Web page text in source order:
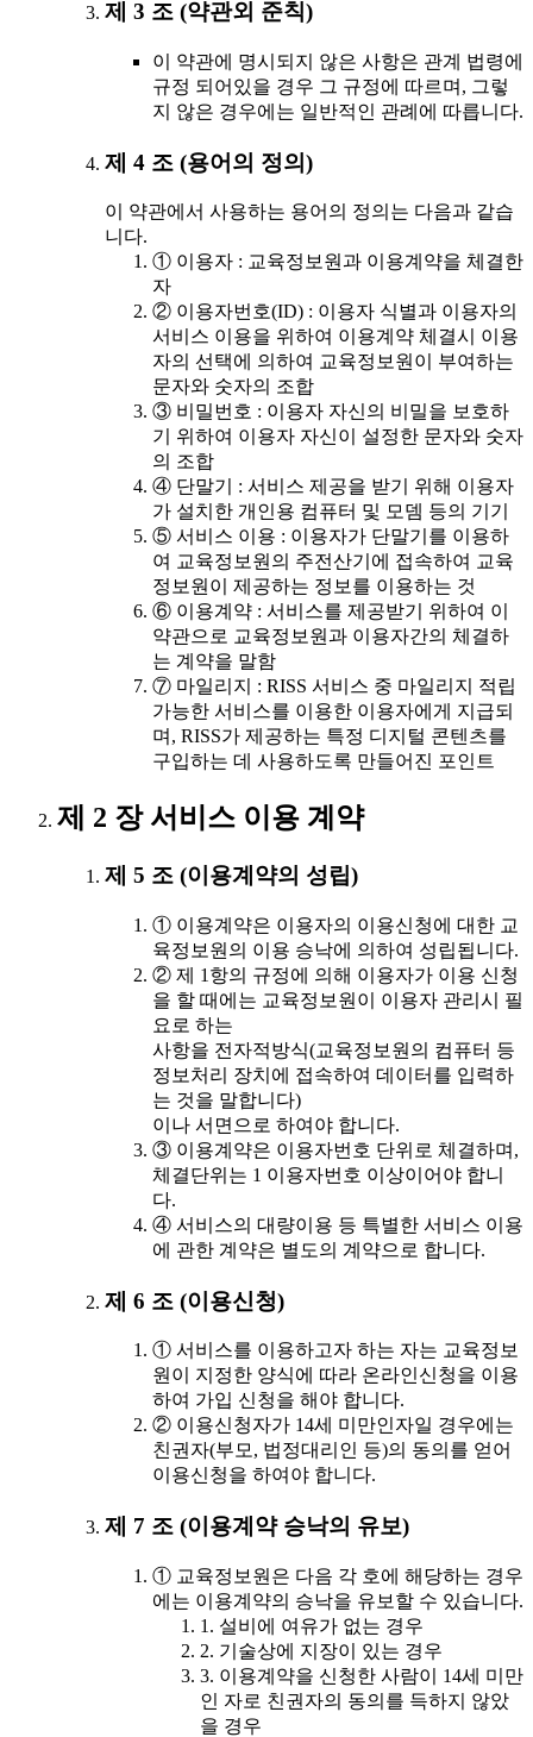
제 3 조 (약관외 준칙)
이 약관에 명시되지 않은 사항은 관계 법령에
규정 되어있을 경우 그 규정에 따르며, 그렇
지 않은 경우에는 일반적인 관례에 따릅니다.
제 4 조 (용어의 정의)
이 약관에서 사용하는 용어의 정의는 다음과 같습
니다.
① 이용자 : 교육정보원과 이용계약을 체결한
자
② 이용자번호(ID) : 이용자 식별과 이용자의
서비스 이용을 위하여 이용계약 체결시 이용
자의 선택에 의하여 교육정보원이 부여하는
문자와 숫자의 조합
③ 비밀번호 : 이용자 자신의 비밀을 보호하
기 위하여 이용자 자신이 설정한 문자와 숫자
의 조합
④ 단말기 : 서비스 제공을 받기 위해 이용자
가 설치한 개인용 컴퓨터 및 모뎀 등의 기기
⑤ 서비스 이용 : 이용자가 단말기를 이용하
여 교육정보원의 주전산기에 접속하여 교육
정보원이 제공하는 정보를 이용하는 것
⑥ 이용계약 : 서비스를 제공받기 위하여 이
약관으로 교육정보원과 이용자간의 체결하
는 계약을 말함
⑦ 마일리지 : RISS 서비스 중 마일리지 적립
가능한 서비스를 이용한 이용자에게 지급되
며, RISS가 제공하는 특정 디지털 콘텐츠를
구입하는 데 사용하도록 만들어진 포인트
제 2 장 서비스 이용 계약
제 5 조 (이용계약의 성립)
① 이용계약은 이용자의 이용신청에 대한 교
육정보원의 이용 승낙에 의하여 성립됩니다.
② 제 1항의 규정에 의해 이용자가 이용 신청
을 할 때에는 교육정보원이 이용자 관리시 필
요로 하는
사항을 전자적방식(교육정보원의 컴퓨터 등
정보처리 장치에 접속하여 데이터를 입력하
는 것을 말합니다)
이나 서면으로 하여야 합니다.
③ 이용계약은 이용자번호 단위로 체결하며,
체결단위는 1 이용자번호 이상이어야 합니
다.
④ 서비스의 대량이용 등 특별한 서비스 이용
에 관한 계약은 별도의 계약으로 합니다.
제 6 조 (이용신청)
① 서비스를 이용하고자 하는 자는 교육정보
원이 지정한 양식에 따라 온라인신청을 이용
하여 가입 신청을 해야 합니다.
② 이용신청자가 14세 미만인자일 경우에는
친권자(부모, 법정대리인 등)의 동의를 얻어
이용신청을 하여야 합니다.
제 7 조 (이용계약 승낙의 유보)
① 교육정보원은 다음 각 호에 해당하는 경우
에는 이용계약의 승낙을 유보할 수 있습니다.
1. 설비에 여유가 없는 경우
2. 기술상에 지장이 있는 경우
3. 이용계약을 신청한 사람이 14세 미만
인 자로 친권자의 동의를 득하지 않았
을 경우